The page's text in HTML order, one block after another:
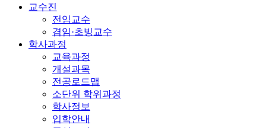
교수진
전임교수
겸임·초빙교수
학사과정
교육과정
개설과목
전공로드맵
소단위 학위과정
학사정보
입학안내